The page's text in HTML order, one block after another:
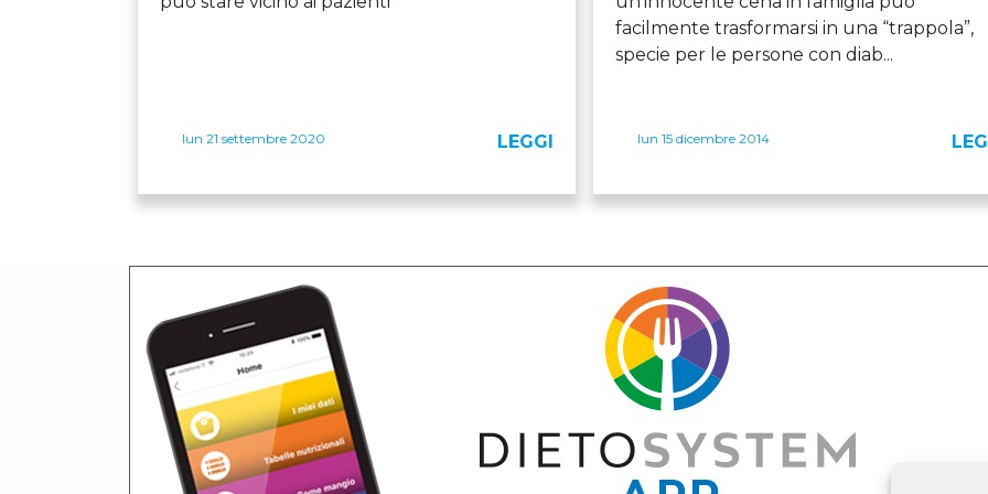
lun 21 settembre 2020 LEGGI
facilmente trasformarsi in una “trappola”,
specie per le persone con diab...
lun 15 dicembre 2014